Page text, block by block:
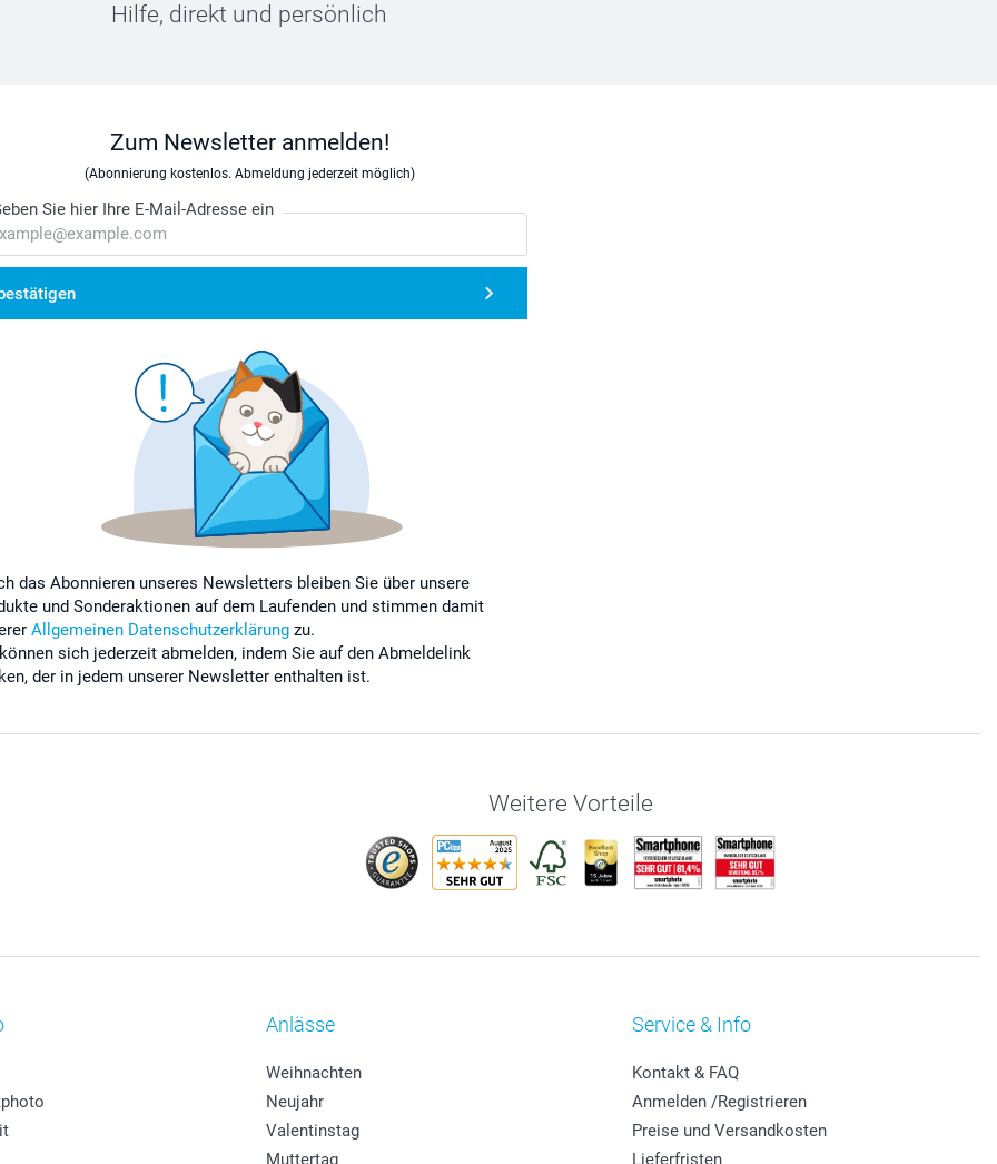
Hilfe, direkt und persönlich
Zum Newsletter anmelden!
(Abonnierung kostenlos. Abmeldung jederzeit möglich)
Sie hier Ihre E-Mail-Adresse ein
das Abonnieren unseres Newsletters bleiben Sie über unsere
und Sonderaktionen auf dem Laufenden und stimmen damit
Allgemeinen Datenschutzerklärung zu.
sich jederzeit abmelden, indem Sie auf den Abmeldelink
der in jedem unserer Newsletter enthalten ist.
Weitere Vorteile
Anlässe
Weihnachten
Neujahr
Valentinstag
Muttertag
Service & Info
Kontakt & FAQ
Anmelden /Registrieren
Preise und Versandkosten
Lieferfristen